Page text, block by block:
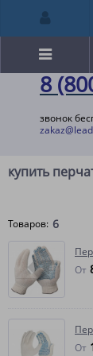
8
звонок
купить
Товаров: 6
От
От